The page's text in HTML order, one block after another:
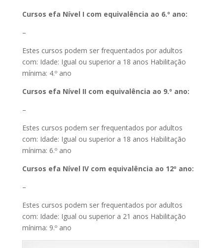
Cursos efa Nível I com equivalência ao 6.º ano:
–
Estes cursos podem ser frequentados por adultos
com: Idade: Igual ou superior a 18 anos Habilitação
mínima: 4.º ano
Cursos efa Nível II com equivalência ao 9.º ano:
–
Estes cursos podem ser frequentados por adultos
com: Idade: Igual ou superior a 18 anos Habilitação
mínima: 6.º ano
Cursos efa Nível IV com equivalência ao 12º ano:
–
Estes cursos podem ser frequentados por adultos
com: Idade: Igual ou superior a 21 anos Habilitação
mínima: 9.º ano